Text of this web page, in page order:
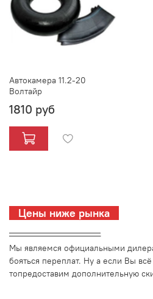
Автокамера 11.2-20
Волтайр
1810 руб
Цены ниже рынка
_________________________
Мы являемся официальными
бояться переплат. Ну а если Вы
топредоставим дополнительную